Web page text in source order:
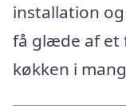
installation
få glæde af et
køkken i